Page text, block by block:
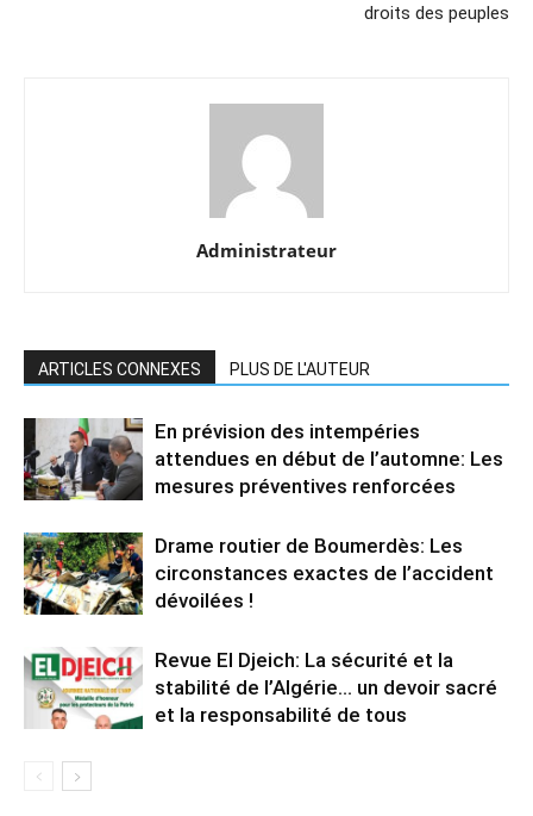
droits des peuples
Administrateur
ARTICLES CONNEXES PLUS DE L'AUTEUR
En prévision des intempéries
attendues en début de l’automne: Les
mesures préventives renforcées
Drame routier de Boumerdès: Les
circonstances exactes de l’accident
dévoilées !
Revue El Djeich: La sécurité et la
stabilité de l’Algérie… un devoir sacré
et la responsabilité de tous